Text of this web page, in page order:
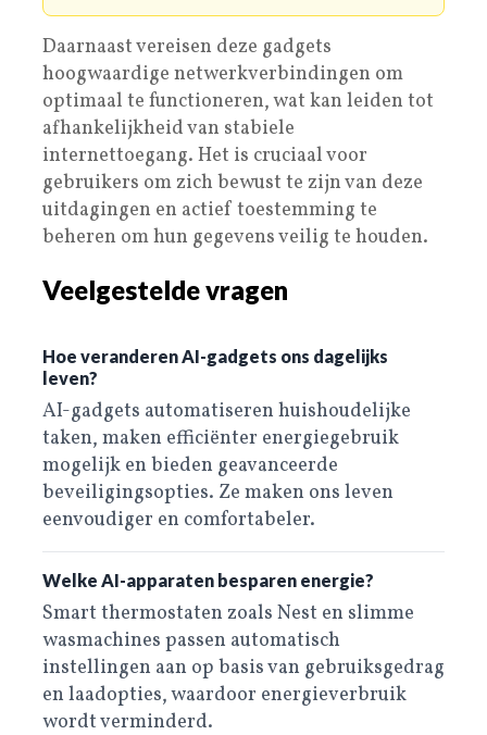
Daarnaast vereisen deze gadgets
hoogwaardige netwerkverbindingen om
optimaal te functioneren, wat kan leiden tot
afhankelijkheid van stabiele
internettoegang. Het is cruciaal voor
gebruikers om zich bewust te zijn van deze
uitdagingen en actief toestemming te
beheren om hun gegevens veilig te houden.
Veelgestelde vragen
Hoe veranderen AI-gadgets ons dagelijks
leven?
AI-gadgets automatiseren huishoudelijke
taken, maken efficiënter energiegebruik
mogelijk en bieden geavanceerde
beveiligingsopties. Ze maken ons leven
eenvoudiger en comfortabeler.
Welke AI-apparaten besparen energie?
Smart thermostaten zoals Nest en slimme
wasmachines passen automatisch
instellingen aan op basis van gebruiksgedrag
en laadopties, waardoor energieverbruik
wordt verminderd.